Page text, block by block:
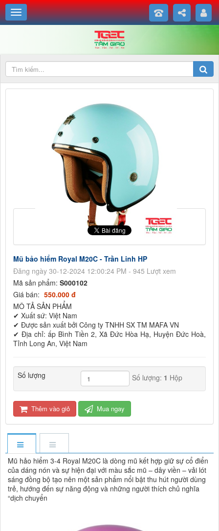
✔ Xuất sứ: Việt Nam
✔ Được sản xuất bởi Công ty TNHH SX TM MAFA VN
✔ Địa chỉ: ấp Bình Tiền 2, Xã Đức Hòa Hạ, Huyện Đức Hoà, Tỉnh
Mũ bảo hiểm Royal M20C - Trần Linh HP
Đăng ngày 30-12-2024 12:00:24 PM - 945 Lượt xem
Mã sản phẩm: S000102
Giá bán: 550.000 đ
MÔ TẢ SẢN PHẨM
✔ Xuất sứ: Việt Nam
✔ Được sản xuất bởi Công ty TNHH SX TM MAFA VN
✔ Địa chỉ: ấp Bình Tiền 2, Xã Đức Hòa Hạ, Huyện Đức Hoà,
Tỉnh Long An, Việt Nam
Số lượng Số lượng: 1 Hộp
Thêm vào giỏ Mua ngay
Mũ hảo hiểm 3-4 Royal M20C là dòng mũ kết hợp giữ sự cổ điển
của dáng nón và sự hiện đại với màu sắc mũ – dây viền – vải lót
sáng đồng bộ tạo nên một sản phẩm nổi bật thu hút người dùng
trẻ, hướng đến sự năng động và những người thích chủ nghĩa
“dịch chuyển